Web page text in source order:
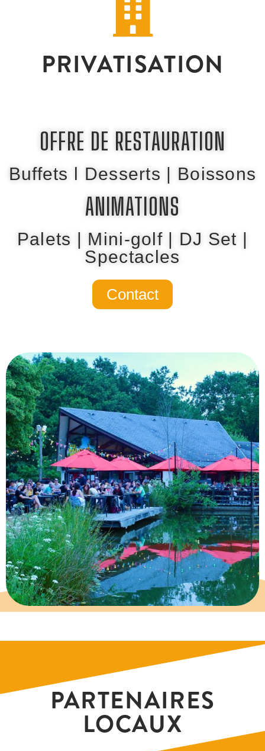
PRIVATISATION
OFFRE DE RESTAURATION
Buffets l Desserts | Boissons
ANIMATIONS
Palets | Mini-golf | DJ Set |
Spectacles
Contact
PARTENAIRES
LOCAUX